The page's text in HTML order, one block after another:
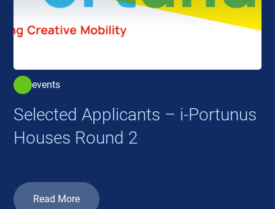
events
Selected Applicants – i-Portunus
Houses Round 2
Read More